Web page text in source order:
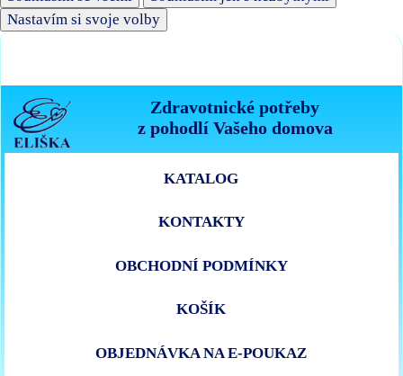
Nastavím si svoje volby
Zdravotnické potřeby
z pohodlí Vašeho domova
KATALOG
KONTAKTY
OBCHODNÍ PODMÍNKY
KOŠÍK
OBJEDNÁVKA NA E-POUKAZ